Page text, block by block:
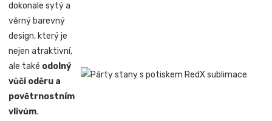
dokonale sytý a
věrný barevný
design, který je
nejen atraktivní,
ale také odolný
vůči oděru a
povětrnostním
vlivům.